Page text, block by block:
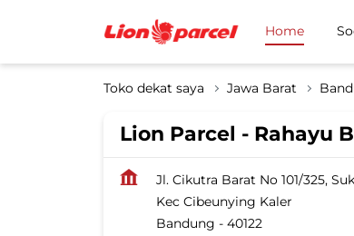
Home
Toko dekat saya Jawa Barat
Lion Parcel - Rahayu
Jl. Cikutra Barat No 101/325,
Kec Cibeunying Kaler
Bandung - 40122